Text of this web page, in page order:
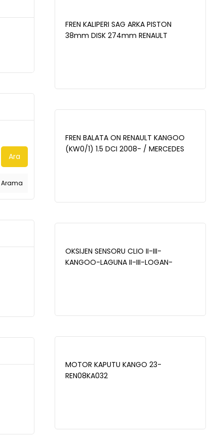
Ara
Arama
FREN KALIPERI SAG ARKA PISTON
38mm DISK 274mm RENAULT
FREN BALATA ON RENAULT KANGOO
(KW0/1) 1.5 DCI 2008- / MERCEDES
OKSIJEN SENSORU CLIO II-III-
KANGOO-LAGUNA II-III-LOGAN-
MOTOR KAPUTU KANGO 23-
REN08KA032